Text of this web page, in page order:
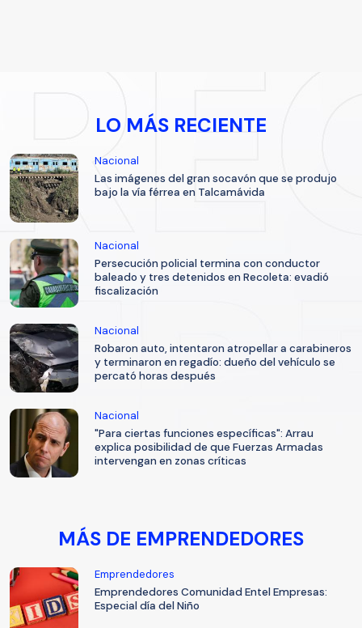
LO MÁS RECIENTE
Nacional
Las imágenes del gran socavón que se produjo
bajo la vía férrea en Talcamávida
Nacional
Persecución policial termina con conductor
baleado y tres detenidos en Recoleta: evadió
fiscalización
Nacional
Robaron auto, intentaron atropellar a carabineros
y terminaron en regadío: dueño del vehículo se
percató horas después
Nacional
"Para ciertas funciones específicas": Arrau
explica posibilidad de que Fuerzas Armadas
intervengan en zonas críticas
MÁS DE EMPRENDEDORES
Emprendedores
Emprendedores Comunidad Entel Empresas:
Especial día del Niño